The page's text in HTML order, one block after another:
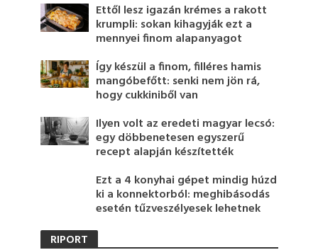
Ettől lesz igazán krémes a rakott
krumpli: sokan kihagyják ezt a
mennyei finom alapanyagot
Így készül a finom, filléres hamis
mangóbefőtt: senki nem jön rá,
hogy cukkiniből van
Ilyen volt az eredeti magyar lecsó:
egy döbbenetesen egyszerű
recept alapján készítették
Ezt a 4 konyhai gépet mindig húzd
ki a konnektorból: meghibásodás
esetén tűzveszélyesek lehetnek
RIPORT